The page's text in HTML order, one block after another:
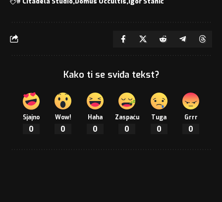
Kako ti se sviđa tekst?
Sjajno
0
Wow!
0
Haha
0
Zaspaću
0
Tuga
0
Grrr
0